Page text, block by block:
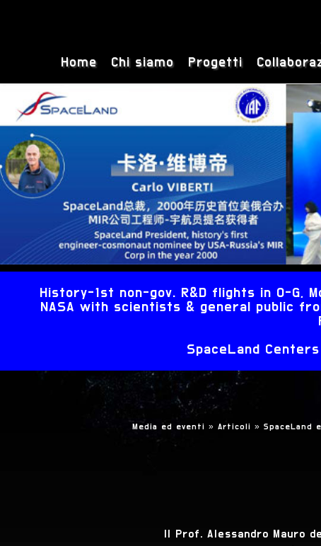
Home Chi siamo Progetti
History-1st non-gov. R&D flights in 0-G,
NASA with scientists & general public
SpaceLand
Media ed eventi » Articoli » SpaceLand
Il Prof. Alessandro Mauro